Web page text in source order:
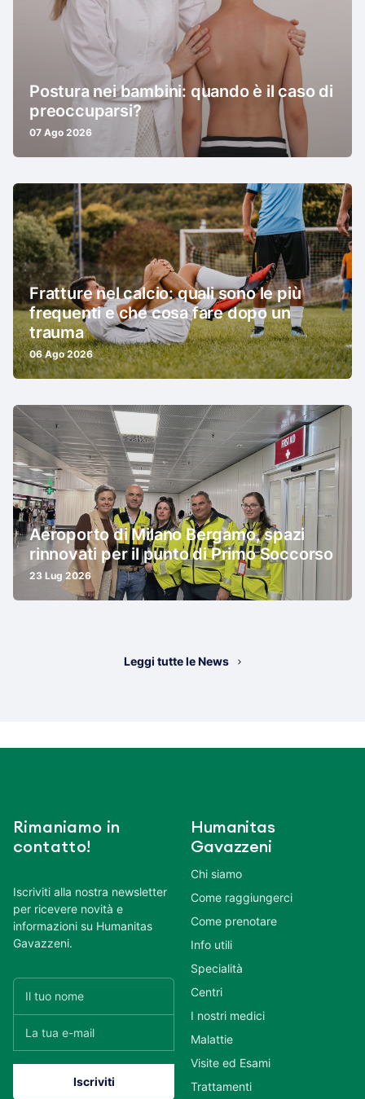
Postura nei bambini: quando è il caso di
preoccuparsi?
07 Ago 2026
Fratture nel calcio: quali sono le più
frequenti e che cosa fare dopo un
trauma
06 Ago 2026
Aeroporto di Milano Bergamo, spazi
rinnovati per il punto di Primo Soccorso
23 Lug 2026
Leggi tutte le News
Rimaniamo in
contatto!
Iscriviti alla nostra newsletter
per ricevere novità e
informazioni su Humanitas
Gavazzeni.
Humanitas
Gavazzeni
Chi siamo
Come raggiungerci
Come prenotare
Info utili
Specialità
Centri
I nostri medici
Malattie
Visite ed Esami
Trattamenti